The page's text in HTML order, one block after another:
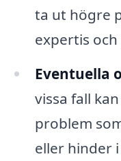
ta ut högre
expertis
Eventuella
vissa fall
problem
eller hinder